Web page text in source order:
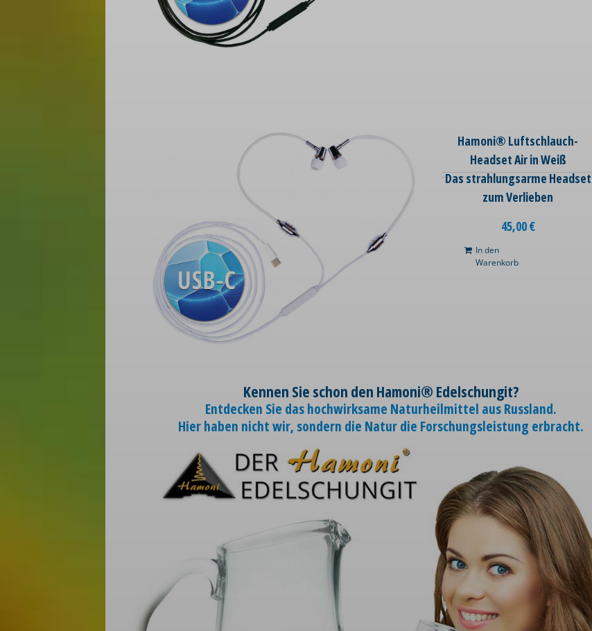
Hamoni® Luftschlauch-
Headset Air in Weiß
Das strahlungsarme Headset
zum Verlieben
45,00€
In den
Warenkorb
Kennen Sie schon den Hamoni® Edelschungit?
Entdecken Sie das hochwirksame Naturheilmittel aus Russland.
Hier haben nicht wir, sondern die Natur die Forschungsleistung erbracht.